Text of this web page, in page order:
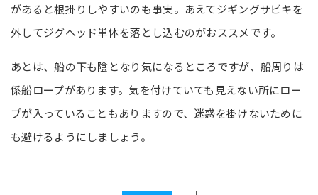
があると根掛りしやすいのも事実。あえてジギングサビキを
外してジグヘッド単体を落とし込むのがおススメです。
あとは、船の下も陰となり気になるところですが、船周りは
係船ロープがあります。気を付けていても見えない所にロー
プが入っていることもありますので、迷惑を掛けないために
も避けるようにしましょう。